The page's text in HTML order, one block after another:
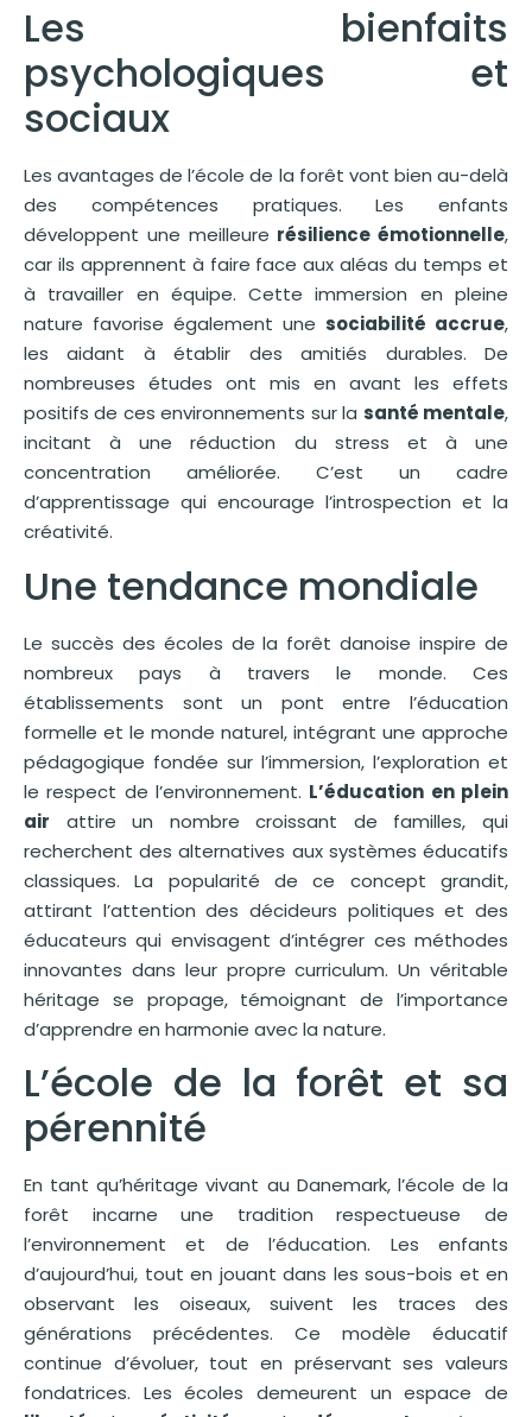
Les bienfaits
psychologiques et
sociaux
Les avantages de l’école de la forêt vont bien au-delà
des compétences pratiques. Les enfants
développent une meilleure résilience émotionnelle,
car ils apprennent à faire face aux aléas du temps et
à travailler en équipe. Cette immersion en pleine
nature favorise également une sociabilité accrue,
les aidant à établir des amitiés durables. De
nombreuses études ont mis en avant les effets
positifs de ces environnements sur la santé mentale,
incitant à une réduction du stress et à une
concentration améliorée. C’est un cadre
d’apprentissage qui encourage l’introspection et la
créativité.
Une tendance mondiale
Le succès des écoles de la forêt danoise inspire de
nombreux pays à travers le monde. Ces
établissements sont un pont entre l’éducation
formelle et le monde naturel, intégrant une approche
pédagogique fondée sur l’immersion, l’exploration et
le respect de l’environnement. L’éducation en plein
air attire un nombre croissant de familles, qui
recherchent des alternatives aux systèmes éducatifs
classiques. La popularité de ce concept grandit,
attirant l’attention des décideurs politiques et des
éducateurs qui envisagent d’intégrer ces méthodes
innovantes dans leur propre curriculum. Un véritable
héritage se propage, témoignant de l’importance
d’apprendre en harmonie avec la nature.
L’école de la forêt et sa
pérennité
En tant qu’héritage vivant au Danemark, l’école de la
forêt incarne une tradition respectueuse de
l’environnement et de l’éducation. Les enfants
d’aujourd’hui, tout en jouant dans les sous-bois et en
observant les oiseaux, suivent les traces des
générations précédentes. Ce modèle éducatif
continue d’évoluer, tout en préservant ses valeurs
fondatrices. Les écoles demeurent un espace de